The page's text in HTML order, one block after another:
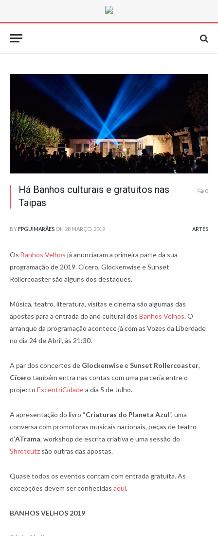
Há Banhos culturais e gratuitos nas
Taipas
0
BY FPGUIMARÃES ON 28 MARÇO, 2019 ARTES
Os Banhos Velhos já anunciaram a primeira parte da sua
programação de 2019. Cícero, Glockenwise e Sunset
Rollercoaster são alguns dos destaques.
Música, teatro, literatura, visitas e cinema são algumas das
apostas para a entrada do ano cultural dos Banhos Velhos. O
arranque da programação acontece já com as Vozes da Liberdade
no dia 24 de Abril, às 21:30.
A par dos concertos de GlockenwiseeSunset Rollercoaster,
Cícero também entra nas contas com uma parceria entre o
projecto ExcentriCidadea dia 5 de Julho.
A apresentação do livro “Criaturas do Planeta Azul“, uma
conversa com promotoras musicais nacionais, peças de teatro
d’ATrama, workshop de escrita criativa e uma sessão do
Shrotcutz são outras das apostas.
Quase todos os eventos contam com entrada gratuita. As
excepções devem ser conhecidas aqui.
BANHOS VELHOS 2019